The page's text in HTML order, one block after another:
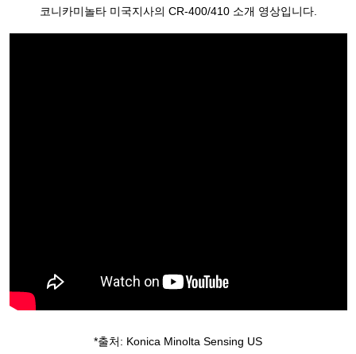
코니카미놀타 미국지사의 CR-400/410 소개 영상입니다.
*출처: Konica Minolta Sensing US